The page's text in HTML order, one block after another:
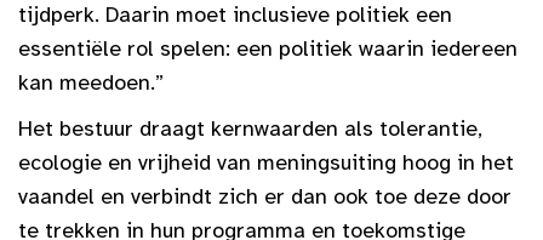
tijdperk. Daarin moet inclusieve politiek een
essentiële rol spelen: een politiek waarin iedereen
kan meedoen.”
Het bestuur draagt kernwaarden als tolerantie,
ecologie en vrijheid van meningsuiting hoog in het
vaandel en verbindt zich er dan ook toe deze door
te trekken in hun programma en toekomstige